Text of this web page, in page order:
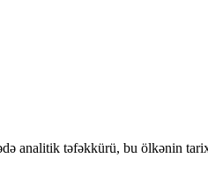
analitik təfəkkürü, bu ölkənin